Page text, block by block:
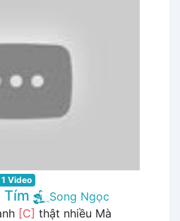
1 Video
Tím
Song Ngọc
[C] thật nhiều Mà